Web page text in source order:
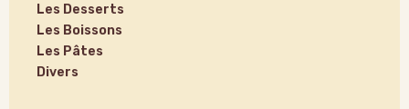
Les Desserts
Les Boissons
Les Pâtes
Divers